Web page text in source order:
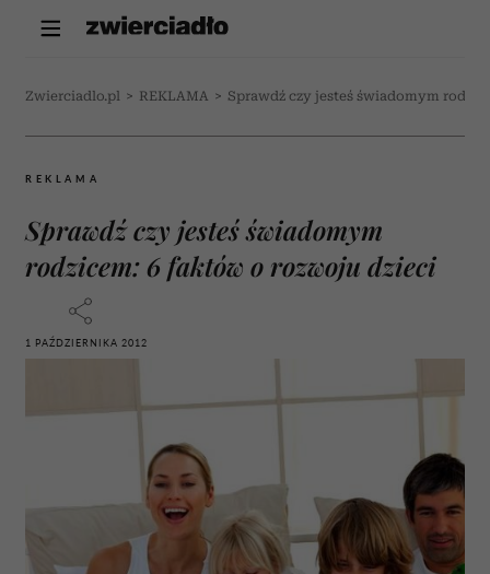
Zwierciadlo.pl > REKLAMA > Sprawdź czy jesteś świadomym
REKLAMA
Sprawdź czy jesteś świadomym
rodzicem: 6 faktów o rozwoju dzieci
1 PAŹDZIERNIKA 2012